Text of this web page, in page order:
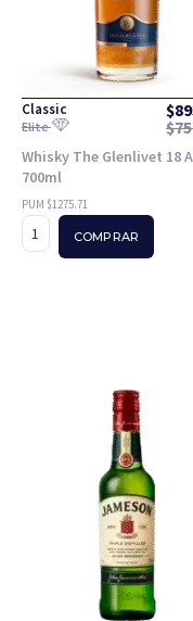
Classic $
Elite $
Whisky The Glenlivet 18
700ml
PUM $1275.71
COMPRAR